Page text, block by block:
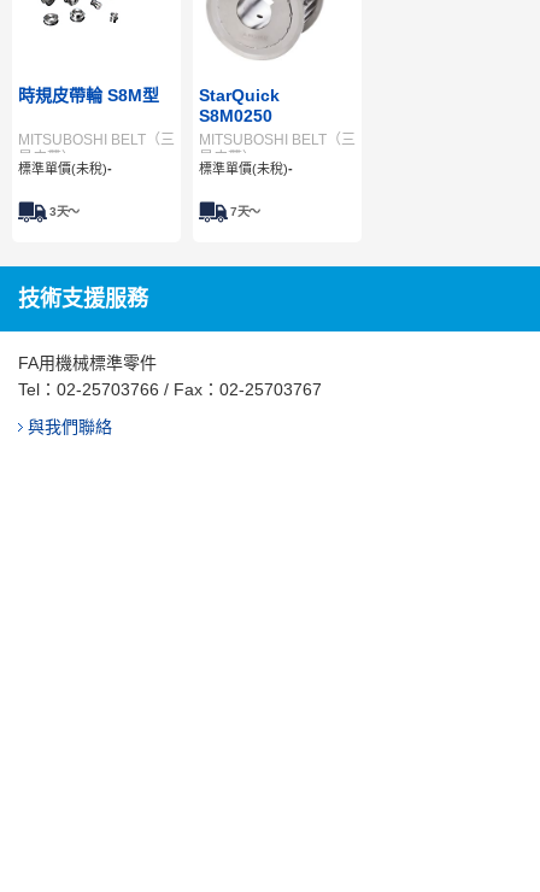
時規皮帶輪 S8M型
MITSUBOSHI BELT（三
星皮帶）
標準單價(未稅)-
3天～
StarQuick
S8M0250
MITSUBOSHI BELT（三
星皮帶）
標準單價(未稅)-
7天～
技術支援服務
FA用機械標準零件
Tel： 02-25703766 / Fax：02-25703767
與我們聯絡